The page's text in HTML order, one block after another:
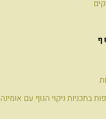
בתכניות ניקוי הגוף עם אומינה